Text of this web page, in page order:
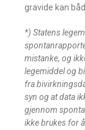
gravide kan
*) Statens
mistanke, og
legemiddel og
fra
syn og at data
gjennom
ikke brukes for